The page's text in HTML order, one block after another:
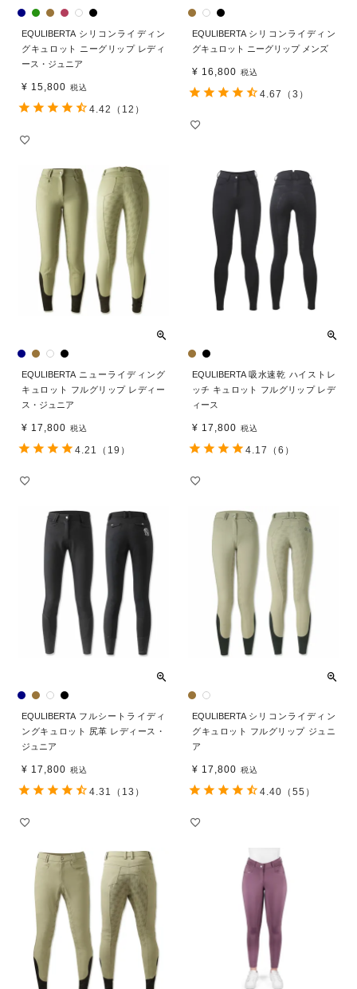
EQULIBERTA シリコンライディン
グキュロット ニーグリップ レディ
ース・ジュニア
¥ 15,800 税込
4.42 （12）
EQULIBERTA シリコンライディン
グキュロット ニーグリップ メンズ
¥ 16,800 税込
4.67 （3）
EQULIBERTA ニューライディング
キュロット フルグリップ レディー
ス・ジュニア
¥ 17,800 税込
4.21 （19）
EQULIBERTA 吸水速乾 ハイストレ
ッチ キュロット フルグリップ レデ
ィース
¥ 17,800 税込
4.17 （6）
EQULIBERTA フルシートライディ
ングキュロット 尻革 レディース・
ジュニア
¥ 17,800 税込
4.31 （13）
EQULIBERTA シリコンライディン
グキュロット フルグリップ ジュニ
ア
¥ 17,800 税込
4.40 （55）